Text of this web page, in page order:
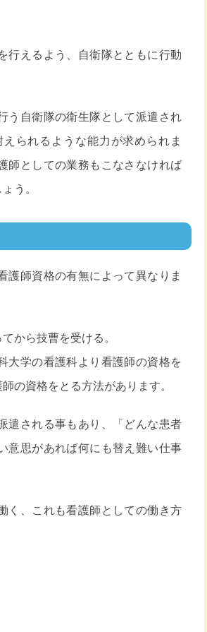
行えるよう、自衛隊とともに行動
う自衛隊の衛生隊として派遣され
られるような能力が求められま
師としての業務もこなさなければ
う。
護師資格の有無によって異なりま
から技曹を受ける。
大学の看護科より看護師の資格を
の資格をとる方法があります。
遣される事もあり、「どんな患者
意思があれば何にも替え難い仕事
く、これも看護師としての働き方